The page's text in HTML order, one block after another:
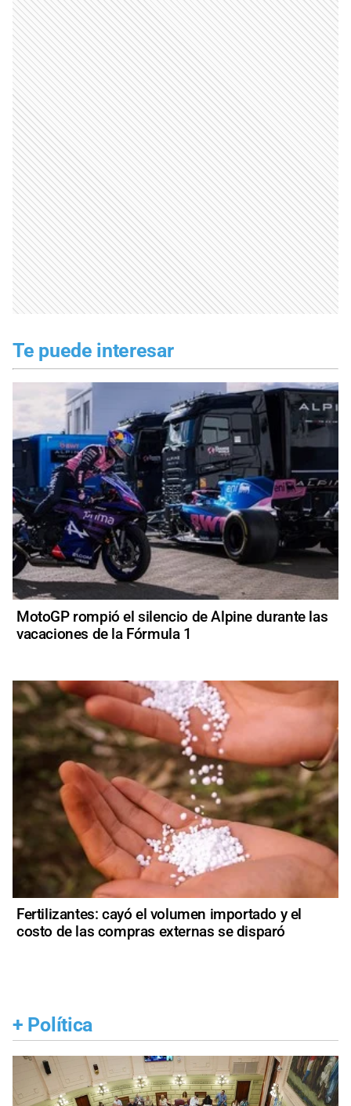
Te puede interesar
MotoGP rompió el silencio de Alpine durante las
vacaciones de la Fórmula 1
Fertilizantes: cayó el volumen importado y el
costo de las compras externas se disparó
+ Política